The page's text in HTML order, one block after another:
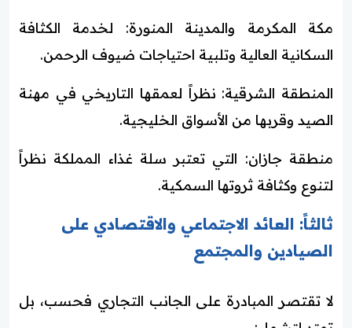
مكة المكرمة والمدينة المنورة: لخدمة الكثافة
السكانية العالية وتلبية احتياجات ضيوف الرحمن.
المنطقة الشرقية: نظراً لعمقها التاريخي في مهنة
الصيد وقربها من الأسواق الخليجية.
منطقة جازان: التي تعتبر سلة غذاء المملكة نظراً
لتنوع وكثافة ثروتها السمكية.
ثالثاً: العائد الاجتماعي والاقتصادي على
الصيادين والمجتمع
لا تقتصر المبادرة على الجانب التجاري فحسب، بل